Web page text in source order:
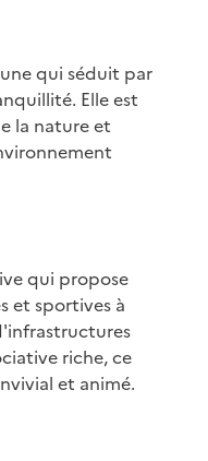
qui séduit par
Elle est
la nature et
qui propose
et sportives à
riche, ce
et animé.